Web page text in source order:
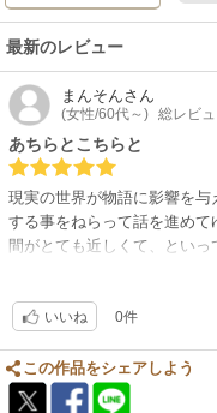
最新のレビュー
まんそんさん
(女性/60代～) 総レビ
あちらとこちらと
現実の世界が物語に影響を
する事をねらって話を進め
間がとても近しくて、とい
実在した人物達とその作品
もなるかと
いいね 0件
この作品をシェアしよう